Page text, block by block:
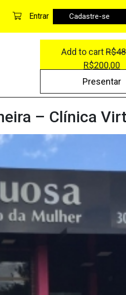
Entrar Cadastre-se
Add to cartR$
R$200,00
Presentar
– Clínica